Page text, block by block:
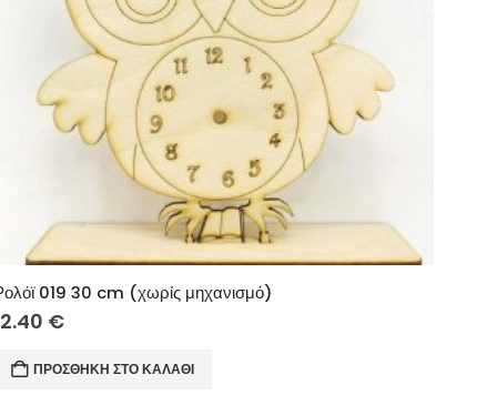
019 30 cm (χωρίς μηχανισμό)
€
ΠΡΟΣΘΉΚΗ ΣΤΟ ΚΑΛΆΘΙ